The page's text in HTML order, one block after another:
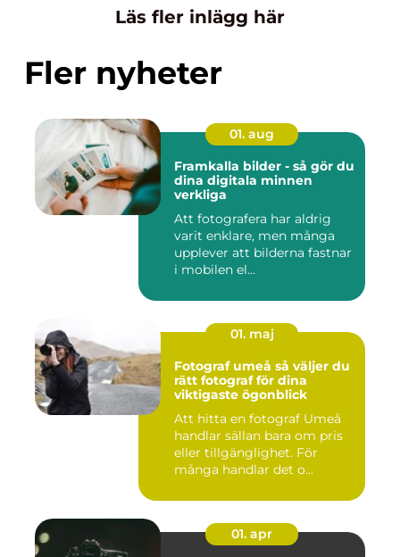
Läs fler inlägg här
Fler nyheter
01. aug
Framkalla bilder - så gör du
dina digitala minnen
verkliga
Att fotografera har aldrig
varit enklare, men många
upplever att bilderna fastnar
i mobilen el...
01. maj
Fotograf umeå så väljer du
rätt fotograf för dina
viktigaste ögonblick
Att hitta en fotograf Umeå
handlar sällan bara om pris
eller tillgänglighet. För
många handlar det o...
01. apr